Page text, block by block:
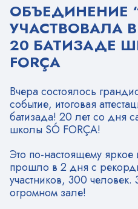
ОБЪЕДИНЕНИЕ
УЧАСТВОВАЛА
20 БАТИЗАДЕ
FORÇA
Вчера состоялось
событие, итоговая
батизада! 20 лет со дня
школы SÓ FORÇA!
Это по-настоящему
прошло в 2 дня с
участников, 300
огромном зале!